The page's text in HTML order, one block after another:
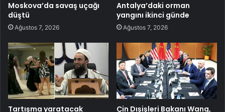
Moskova’da savaş uçağı
düştü
Ağustos 7, 2026
Antalya’daki orman
yangını ikinci günde
Ağustos 7, 2026
Tartışma yaratacak
Çin Dışişleri Bakanı Wang,